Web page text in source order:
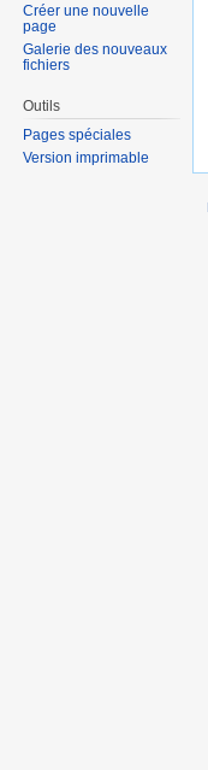
Créer une nouvelle
page
Galerie des nouveaux
fichiers
Outils
Pages spéciales
Version imprimable